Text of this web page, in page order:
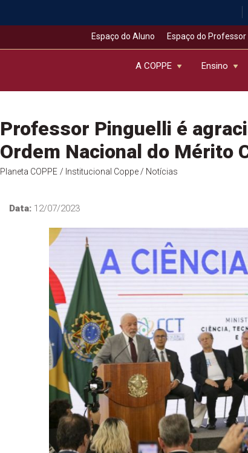
Espaço do Aluno Espaço do Professor
A COPPE Ensino
Professor Pinguelli é
Ordem Nacional do Mérito
Planeta COPPE / Institucional Coppe/ Notícias
Data:12/07/2023